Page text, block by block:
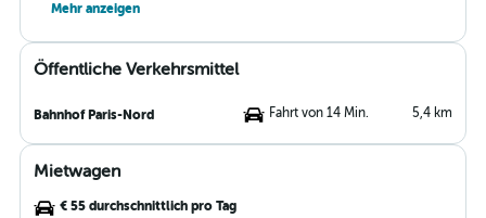
Mehr anzeigen
Öffentliche Verkehrsmittel
Bahnhof Paris-Nord Fahrt von 14 Min. 5,4 km
Mietwagen
€ 55 durchschnittlich pro Tag